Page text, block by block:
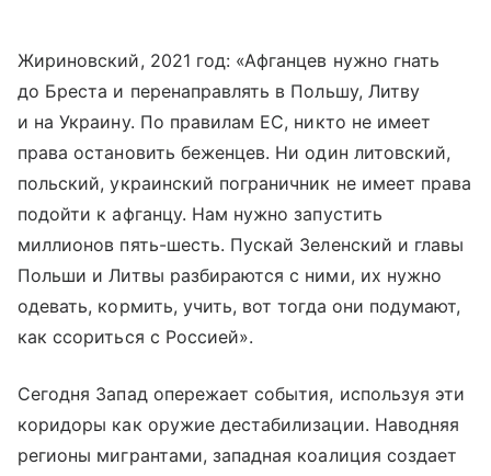
Жириновский, 2021 год: «Афганцев нужно гнать
до Бреста и перенаправлять в Польшу, Литву
и на Украину. По правилам ЕС, никто не имеет
права остановить беженцев. Ни один литовский,
польский, украинский пограничник не имеет права
подойти к афганцу. Нам нужно запустить
миллионов пять-​шесть. Пускай Зеленский и главы
Польши и Литвы разбираются с ними, их нужно
одевать, кормить, учить, вот тогда они подумают,
как ссориться с Россией».
Сегодня Запад опережает события, используя эти
коридоры как оружие дестабилизации. Наводняя
регионы мигрантами, западная коалиция создает